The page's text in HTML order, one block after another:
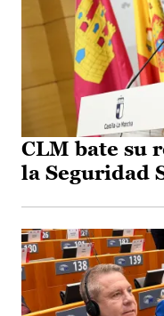
CLM bate su
la Seguridad